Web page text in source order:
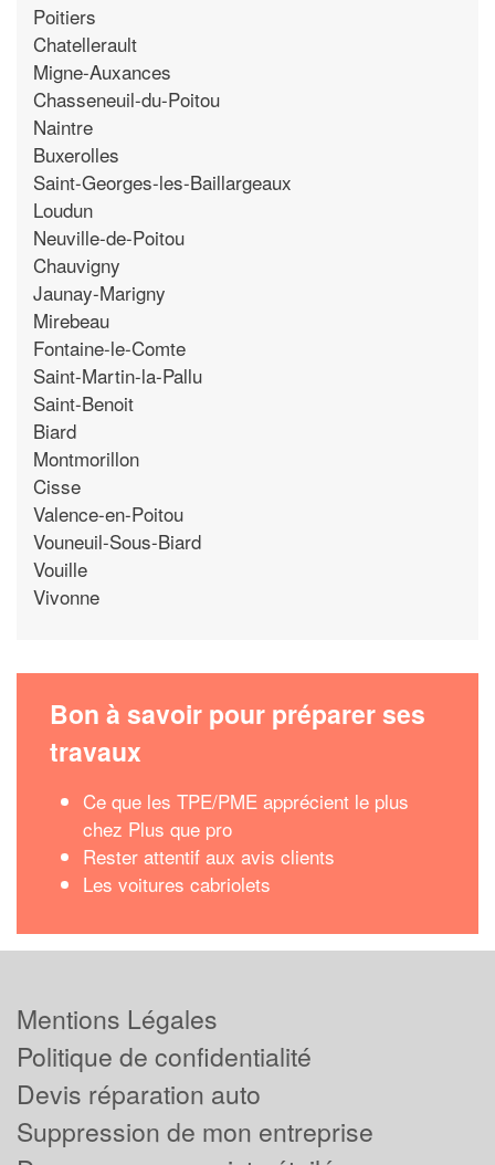
Poitiers
Chatellerault
Migne-Auxances
Chasseneuil-du-Poitou
Naintre
Buxerolles
Saint-Georges-les-Baillargeaux
Loudun
Neuville-de-Poitou
Chauvigny
Jaunay-Marigny
Mirebeau
Fontaine-le-Comte
Saint-Martin-la-Pallu
Saint-Benoit
Biard
Montmorillon
Cisse
Valence-en-Poitou
Vouneuil-Sous-Biard
Vouille
Vivonne
Bon à savoir pour préparer ses
travaux
Ce que les TPE/PME apprécient le plus
chez Plus que pro
Rester attentif aux avis clients
Les voitures cabriolets
Mentions Légales
Politique de confidentialité
Devis réparation auto
Suppression de mon entreprise